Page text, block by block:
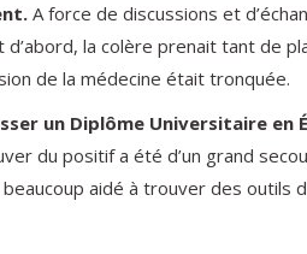
A force de discussions et
la colère prenait tant de
de la médecine était tronquée.
un Diplôme Universitaire
du positif a été d’un grand
beaucoup aidé à trouver des outils